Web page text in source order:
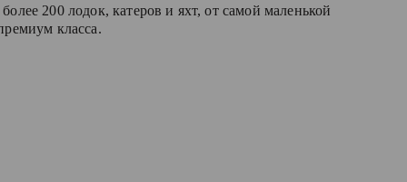
200 лодок, катеров и яхт, от самой маленькой
класса.